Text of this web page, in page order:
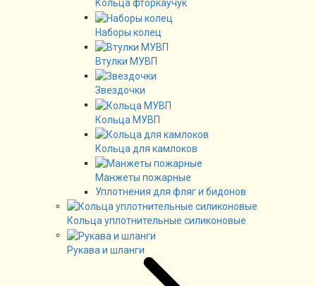
Кольца фторкаучук
Наборы колец
Втулки МУВП
Звездочки
Кольца МУВП
Кольца для камлоков
Манжеты пожарные
Уплотнения для фляг и бидонов
Кольца уплотнительные силиконовые
Рукава и шланги